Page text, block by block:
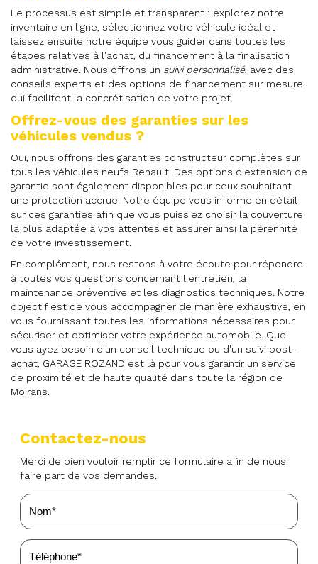
Le processus est simple et transparent : explorez notre
inventaire en ligne, sélectionnez votre véhicule idéal et
laissez ensuite notre équipe vous guider dans toutes les
étapes relatives à l'achat, du financement à la finalisation
administrative. Nous offrons un suivi personnalisé, avec des
conseils experts et des options de financement sur mesure
qui facilitent la concrétisation de votre projet.
Offrez-vous des garanties sur les
véhicules vendus ?
Oui, nous offrons des garanties constructeur complètes sur
tous les véhicules neufs Renault. Des options d'extension de
garantie sont également disponibles pour ceux souhaitant
une protection accrue. Notre équipe vous informe en détail
sur ces garanties afin que vous puissiez choisir la couverture
la plus adaptée à vos attentes et assurer ainsi la pérennité
de votre investissement.
En complément, nous restons à votre écoute pour répondre
à toutes vos questions concernant l'entretien, la
maintenance préventive et les diagnostics techniques. Notre
objectif est de vous accompagner de manière exhaustive, en
vous fournissant toutes les informations nécessaires pour
sécuriser et optimiser votre expérience automobile. Que
vous ayez besoin d'un conseil technique ou d'un suivi post-
achat, GARAGE ROZAND est là pour vous garantir un service
de proximité et de haute qualité dans toute la région de
Moirans.
Contactez-nous
Merci de bien vouloir remplir ce formulaire afin de nous
faire part de vos demandes.